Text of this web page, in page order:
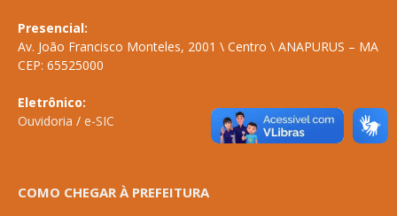
Presencial:
Av. João Francisco Monteles, 2001 \ Centro \ ANAPURUS – MA
CEP: 65525000
Eletrônico:
Ouvidoria / e-SIC
COMO CHEGAR À PREFEITURA